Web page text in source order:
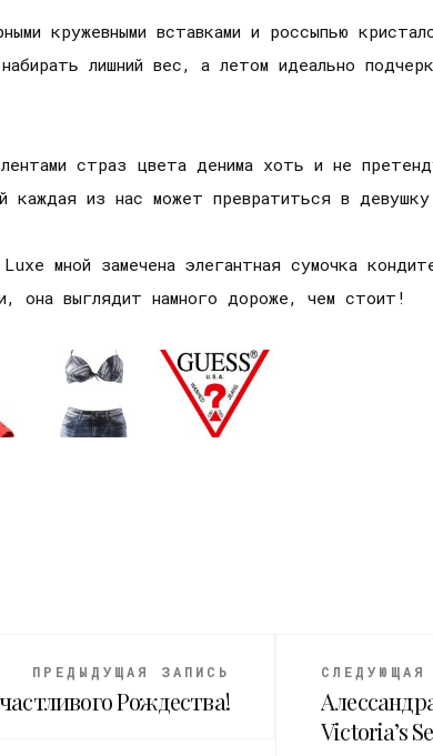
кружевными вставками и россыпью
лишний вес, а летом идеально
страз цвета денима хоть и не
каждая из нас может превратиться в
мной замечена элегантная сумочка
она выглядит намного дороже, чем стоит!
ПРЕДЫДУЩАЯ ЗАПИСЬ
Рождества!
СЛЕДУЮЩАЯ
Victoria’s